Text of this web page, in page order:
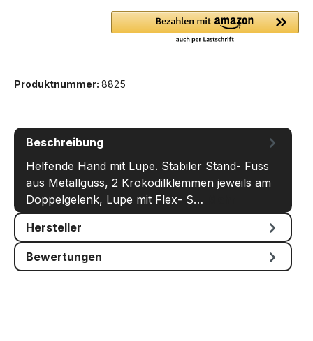
Produktnummer: 8825
Beschreibung
Helfende Hand mit Lupe. Stabiler Stand- Fuss
aus Metallguss, 2 Krokodilklemmen jeweils am
Doppelgelenk, Lupe mit Flex- S…
Hersteller
Bewertungen